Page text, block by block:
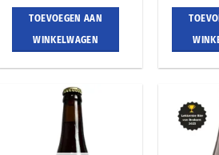
TOEVOEGEN AAN
WINKELWAGEN